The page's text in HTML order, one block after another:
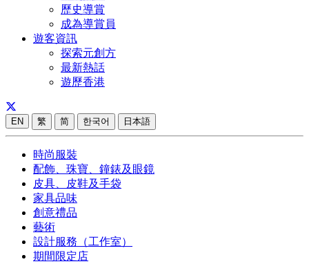
歷史導賞
成為導賞員
遊客資訊
探索元創方
最新熱話
遊歷香港
EN 繁 简 한국어 日本語
時尚服裝
配飾、珠寶、鐘錶及眼鏡
皮具、皮鞋及手袋
家具品味
創意禮品
藝術
設計服務（工作室）
期間限定店